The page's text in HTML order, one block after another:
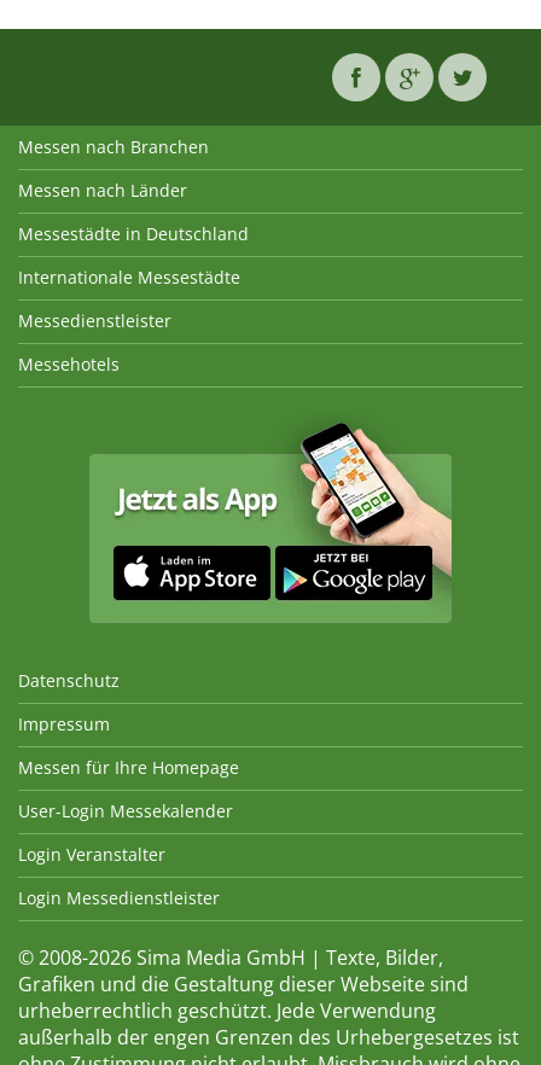
Messen nach Branchen
Messen nach Länder
Messestädte in Deutschland
Internationale Messestädte
Messedienstleister
Messehotels
Datenschutz
Impressum
Messen für Ihre Homepage
User-Login Messekalender
Login Veranstalter
Login Messedienstleister
© 2008-2026 Sima Media GmbH | Texte, Bilder,
Grafiken und die Gestaltung dieser Webseite sind
urheberrechtlich geschützt. Jede Verwendung
außerhalb der engen Grenzen des Urhebergesetzes ist